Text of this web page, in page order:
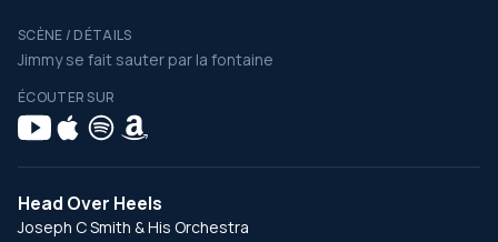
SCÈNE / DÉTAILS
Jimmy se fait sauter par la fontaine
ÉCOUTER SUR
Head Over Heels
Joseph C Smith & His Orchestra